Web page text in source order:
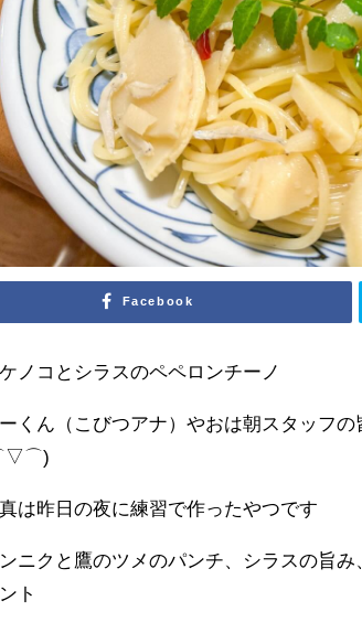
Facebook
ノコとシラスのペペロンチーノ
くん（こびつアナ）やおは朝スタッフ
は昨日の夜に練習で作ったやつです
ニクと鷹のツメのパンチ、シラスの旨
ト